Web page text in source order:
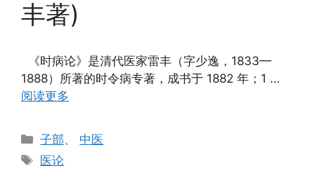
丰著)
《时病论》是清代医家雷丰（字少逸，1833—
1888）所著的时令病专著，成书于 1882 年；1 …
阅读更多
分
类
子部、 中医
标
医论